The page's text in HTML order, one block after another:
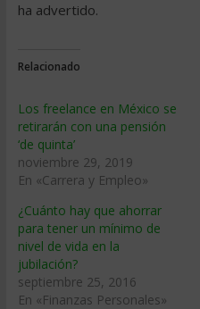
ha advertido.
Relacionado
Los freelance en México se
retirarán con una pensión
‘de quinta’
noviembre 29, 2019
En «Carrera y Empleo»
¿Cuánto hay que ahorrar
para tener un mínimo de
nivel de vida en la
jubilación?
septiembre 25, 2016
En «Finanzas Personales»